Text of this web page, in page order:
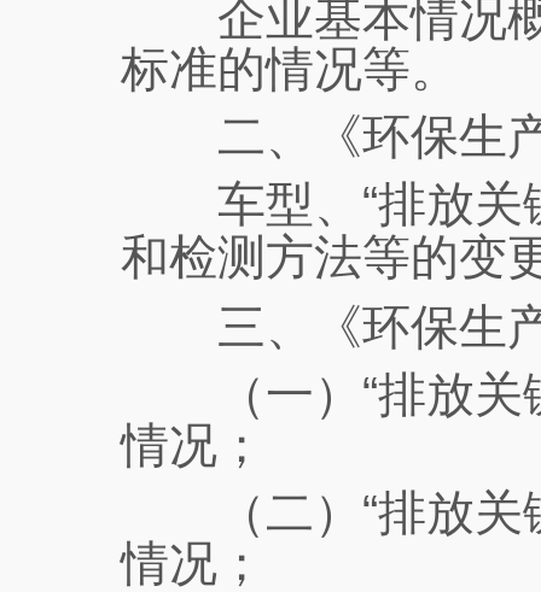
企业基本情况概
标准的情况等。
二、《环保生产
车型、“排放关
和检测方法等的变
三、《环保生产
（一）“排放关
情况；
（二）“排放关
情况；